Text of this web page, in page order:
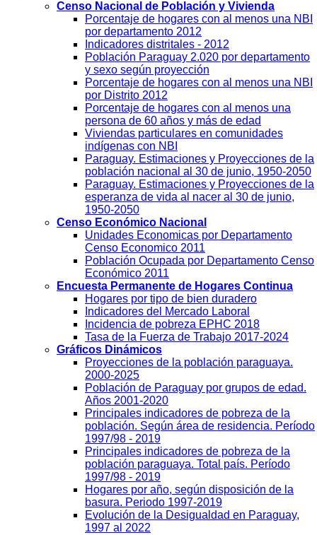
Censo Nacional de Población y Vivienda
Porcentaje de hogares con al menos una NBI
por departamento 2012
Indicadores distritales - 2012
Población Paraguay 2.020 por departamento
y sexo según proyección
Porcentaje de hogares con al menos una NBI
por Distrito 2012
Porcentaje de hogares con al menos una
persona de 60 años y más de edad
Viviendas particulares en comunidades
indígenas con NBI
Paraguay. Estimaciones y Proyecciones de la
población nacional al 30 de junio, 1950-2050
Paraguay. Estimaciones y Proyecciones de la
esperanza de vida al nacer al 30 de junio,
1950-2050
Censo Económico Nacional
Unidades Economicas por Departamento
Censo Economico 2011
Población Ocupada por Departamento Censo
Económico 2011
Encuesta Permanente de Hogares Continua
Hogares por tipo de bien duradero
Indicadores del Mercado Laboral
Incidencia de pobreza EPHC 2018
Tasa de la Fuerza de Trabajo 2017-2024
Gráficos Dinámicos
Proyecciones de la población paraguaya.
2000-2025
Población de Paraguay por grupos de edad.
Años 2001-2020
Principales indicadores de pobreza de la
población. Según área de residencia. Período
1997/98 - 2019
Principales indicadores de pobreza de la
población paraguaya. Total país. Período
1997/98 - 2019
Hogares por año, según disposición de la
basura. Periodo 1997-2019
Evolución de la Desigualdad en Paraguay,
1997 al 2022